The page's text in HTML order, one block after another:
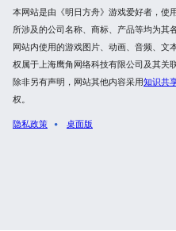
本网站是由《明日方舟》游戏爱好者，
所涉及的公司名称、商标、产品等均为其
网站内使用的游戏图片、动画、音频、文
权属于上海鹰角网络科技有限公司及其关联
除非另有声明，网站其他内容采用知识共
权。
隐私政策 桌面版